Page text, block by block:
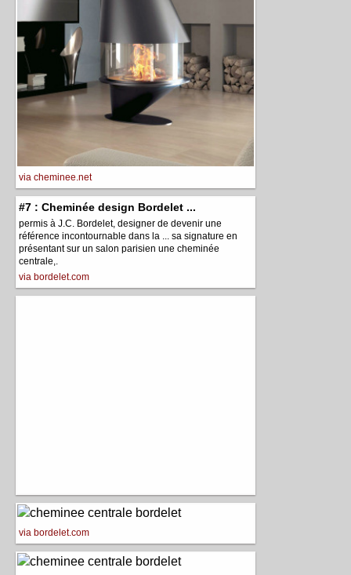
via cheminee.net
#7 : Cheminée design Bordelet ...
permis à J.C. Bordelet, designer de devenir une
référence incontournable dans la ... sa signature en
présentant sur un salon parisien une cheminée
centrale,.
via bordelet.com
via bordelet.com